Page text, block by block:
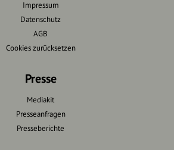
Impressum
Datenschutz
AGB
Cookies zurücksetzen
Presse
Mediakit
Presseanfragen
Presseberichte